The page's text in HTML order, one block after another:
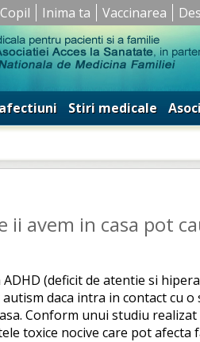
Inima ta Vaccinarea
Stiri medicale
ii avem in casa pot
(deficit de atentie si
daca intra in contact cu o
Conform unui studiu
toxice nocive care pot afecta